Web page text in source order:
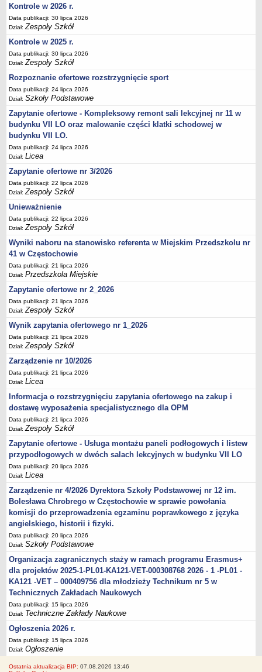
Ogłoszenia
Zarządzenia
Rejestry, ewidencje, archiwa
Kontrole
PONOWNE WYKORZYSTYWANIE
Sprawozdania
Deklaracja dostępności
DEKLARACJA DOSTĘPNOŚCI
OŚWIADCZENIA MAJĄTKOWE
PONOWNE WYKORZYSTYWANIE
UDOSTĘPNIANIE INFORMACJI PUBLICZNEJ
Kontrole w 2026 r.
Data publikacji: 30 lipca 2026
Dział:Zespoły Szkół
Kontrole w 2025 r.
Data publikacji: 30 lipca 2026
Dział:Zespoły Szkół
Rozpoznanie ofertowe rozstrzygnięcie sport
Data publikacji: 24 lipca 2026
Dział:Szkoły Podstawowe
Zapytanie ofertowe - Kompleksowy remont sali lekcyjnej nr 11 w
budynku VII LO oraz malowanie części klatki schodowej w
budynku VII LO.
Data publikacji: 24 lipca 2026
Dział:Licea
Zapytanie ofertowe nr 3/2026
Data publikacji: 22 lipca 2026
Dział:Zespoły Szkół
Unieważnienie
Data publikacji: 22 lipca 2026
Dział:Zespoły Szkół
Wyniki naboru na stanowisko referenta w Miejskim Przedszkolu nr
41 w Częstochowie
Data publikacji: 21 lipca 2026
Dział:Przedszkola Miejskie
Zapytanie ofertowe nr 2_2026
Data publikacji: 21 lipca 2026
Dział:Zespoły Szkół
Wynik zapytania ofertowego nr 1_2026
Data publikacji: 21 lipca 2026
Dział:Zespoły Szkół
Zarządzenie nr 10/2026
Data publikacji: 21 lipca 2026
Dział:Licea
Informacja o rozstrzygnięciu zapytania ofertowego na zakup i
dostawę wyposażenia specjalistycznego dla OPM
Data publikacji: 21 lipca 2026
Dział:Zespoły Szkół
Zapytanie ofertowe - Usługa montażu paneli podłogowych i listew
przypodłogowych w dwóch salach lekcyjnych w budynku VII LO
Data publikacji: 20 lipca 2026
Dział:Licea
Zarządzenie nr 4/2026 Dyrektora Szkoły Podstawowej nr 12 im.
Bolesława Chrobrego w Częstochowie w sprawie powołania
komisji do przeprowadzenia egzaminu poprawkowego z języka
angielskiego, historii i fizyki.
Data publikacji: 20 lipca 2026
Dział:Szkoły Podstawowe
Organizacja zagranicznych staży w ramach programu Erasmus+
dla projektów 2025-1-PL01-KA121-VET-000308768 2026 - 1 -PL01 -
KA121 -VET – 000409756 dla młodzieży Technikum nr 5 w
Technicznych Zakładach Naukowych
Data publikacji: 15 lipca 2026
Dział: Techniczne Zakłady Naukowe
Ogłoszenia 2026 r.
Data publikacji: 15 lipca 2026
Dział:Ogłoszenie
Ostatnia aktualizacja BIP: 07.08.2026 13:46